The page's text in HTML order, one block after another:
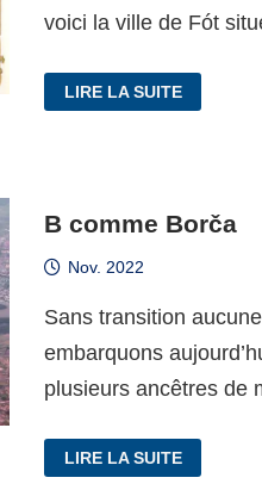
voici la ville de Fót
COMME
FÓT
LIRE LA SUITE
B comme Borča
Nov. 2022
Sans transition
embarquons
plusieurs ancêtres de
COMME
BORČA
LIRE LA SUITE